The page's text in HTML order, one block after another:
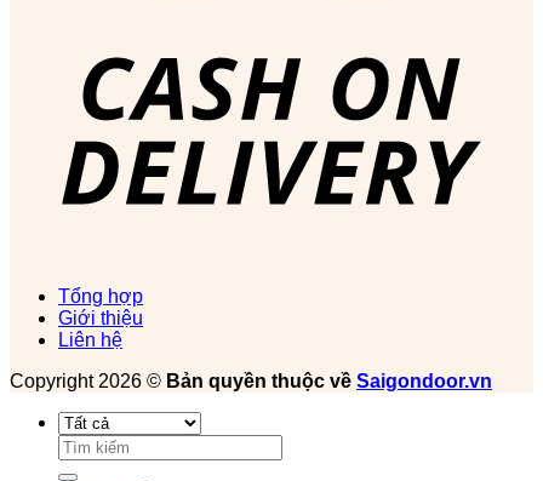
Tổng hợp
Giới thiệu
Liên hệ
Copyright 2026 © Bản quyền thuộc về Saigondoor.vn
Tìm
kiếm: